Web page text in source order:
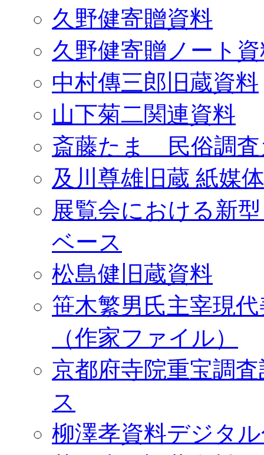
久野健寄贈資料
久野健寄贈ノート
中村傳三郎旧蔵資料
山下菊二関連資料
斎藤たま 民俗調査
及川尊雄旧蔵 紙媒
展覧会における新
ベース
松島健旧蔵資料
笹木繁男氏主宰現
（作家ファイル）
京都府寺院重宝調
ス
柳澤孝資料デジタ